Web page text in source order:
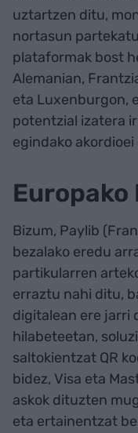
uztartzen ditu,
nortasun
plataformak bost
Alemanian,
eta Luxenburgon,
potentzial izatera
egindako akordioei
Europako
Bizum, Paylib
bezalako eredu
partikularren
erraztu nahi ditu,
digitalean ere jarri
hilabeteetan,
saltokientzat QR
bidez, Visa eta
askok dituzten
eta ertainentzat